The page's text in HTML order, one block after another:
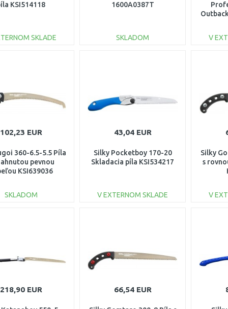
KSI514118
SKLADE
1600A0387T
SKLADOM V
102,23 EUR
360-6.5-5.5 Píla
pevnou
KSI639036
SKLADOM
43,04 EUR
Silky Pocketboy 170-20
Skladacia píla KSI534217
V EXTERNOM SKLADE
Silky
s
V
218,90 EUR 66,54 EUR